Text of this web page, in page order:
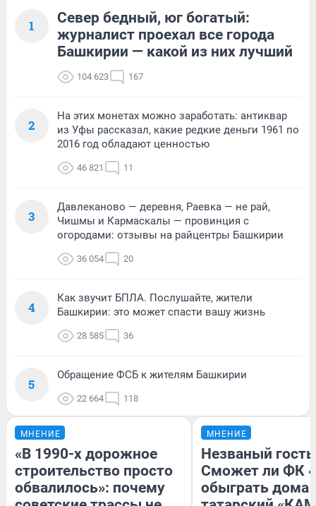
1
Север бедный, юг богатый:
журналист проехал все города
Башкирии — какой из них лучший
104 623 167
2
На этих монетах можно заработать: антиквар
из Уфы рассказал, какие редкие деньги 1961 по
2016 год обладают ценностью
46 821 11
3
Давлеканово — деревня, Раевка — не рай,
Чишмы и Кармаскалы — провинция с
огородами: отзывы на райцентры Башкирии
36 054 20
4
Как звучит БПЛА. Послушайте, жители
Башкирии: это может спасти вашу жизнь
28 585 36
5
Обращение ФСБ к жителям Башкирии
22 664 118
МНЕНИЕ
«В 1990-х дорожное
строительство просто
обвалилось»: почему
МНЕНИЕ
Незваный
Сможет ли ФК
обыграть дома